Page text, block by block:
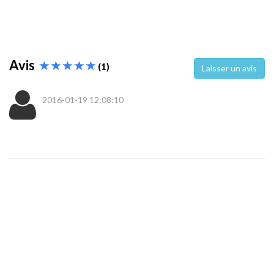
Avis (1) Laisser un avis
2016-01-19 12:08:10